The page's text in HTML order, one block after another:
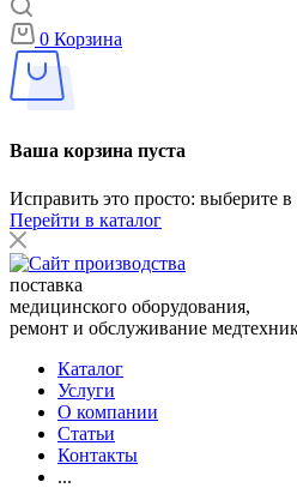
0 Корзина
Ваша корзина пуста
Исправить это просто: выберите
Перейти в каталог
поставка
медицинского оборудования,
ремонт и обслуживание
Каталог
Услуги
О компании
Статьи
Контакты
...